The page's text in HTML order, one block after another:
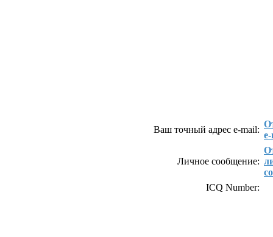
Ваш точный адрес e-mail:
Личное сообщение:
ICQ Number: